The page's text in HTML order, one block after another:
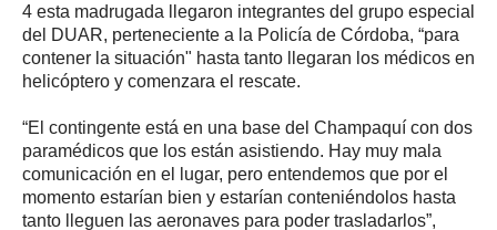
4 esta madrugada llegaron integrantes del grupo especial
del DUAR, perteneciente a la Policía de Córdoba, “para
contener la situación" hasta tanto llegaran los médicos en
helicóptero y comenzara el rescate.
“El contingente está en una base del Champaquí con dos
paramédicos que los están asistiendo. Hay muy mala
comunicación en el lugar, pero entendemos que por el
momento estarían bien y estarían conteniéndolos hasta
tanto lleguen las aeronaves para poder trasladarlos”,